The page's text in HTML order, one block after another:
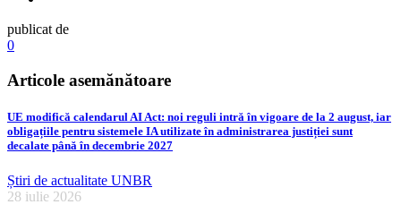
publicat de
0
Articole asemănătoare
UE modifică calendarul AI Act: noi reguli intră în vigoare de la 2 august, iar
obligațiile pentru sistemele IA utilizate în administrarea justiției sunt
decalate până în decembrie 2027
Știri de actualitate UNBR
28 iulie 2026